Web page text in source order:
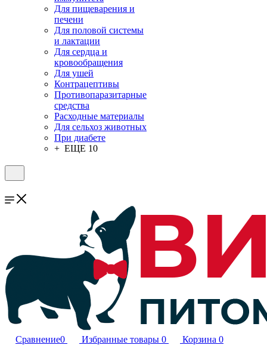
Для пищеварения и
печени
Для половой системы
и лактации
Для сердца и
кровообращения
Для ушей
Контрацептивы
Противопаразитарные
средства
Расходные материалы
Для сельхоз животных
При диабете
+ ЕЩЕ 10
Сравнение0 Избранные товары 0 Корзина 0